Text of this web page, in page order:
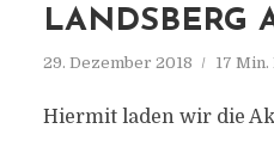
LANDSBERG
29. Dezember 2018 17
Hiermit laden wir die